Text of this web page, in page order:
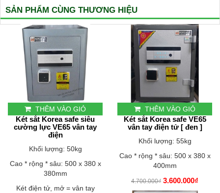
SẢN PHẨM CÙNG THƯƠNG HIỆU
THÊM VÀO GIỎ
Két sắt Korea safe siêu
cường lực VE65 vân tay
điện
Khối lượng: 50kg
Cao * rộng * sâu: 500 x 380 x
380mm
Két điện tử, mở = vân tay
THÊM VÀO GIỎ
Két sắt Korea safe VE65
vân tay điện tử [ đen ]
Khối lượng: 55kg
Cao * rộng * sâu: 500 x 380 x
400mm
4.700.000₫ 3.600.000₫